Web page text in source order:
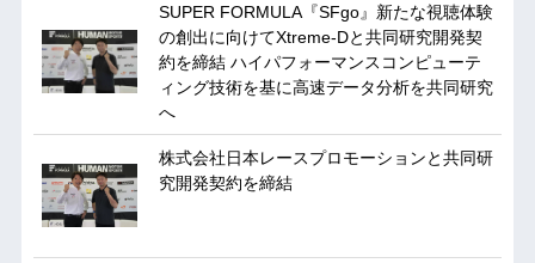
SUPER FORMULA『SFgo』新たな視聴体験
の創出に向けてXtreme-Dと共同研究開発契
約を締結 ハイパフォーマンスコンピューテ
ィング技術を基に⾼速データ分析を共同研究
へ
株式会社日本レースプロモーションと共同研
究開発契約を締結